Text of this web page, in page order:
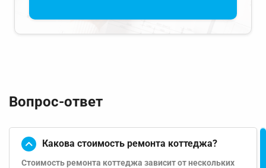
Вопрос-ответ
Какова стоимость ремонта коттеджа?
Стоимость ремонта коттеджа зависит от нескольких